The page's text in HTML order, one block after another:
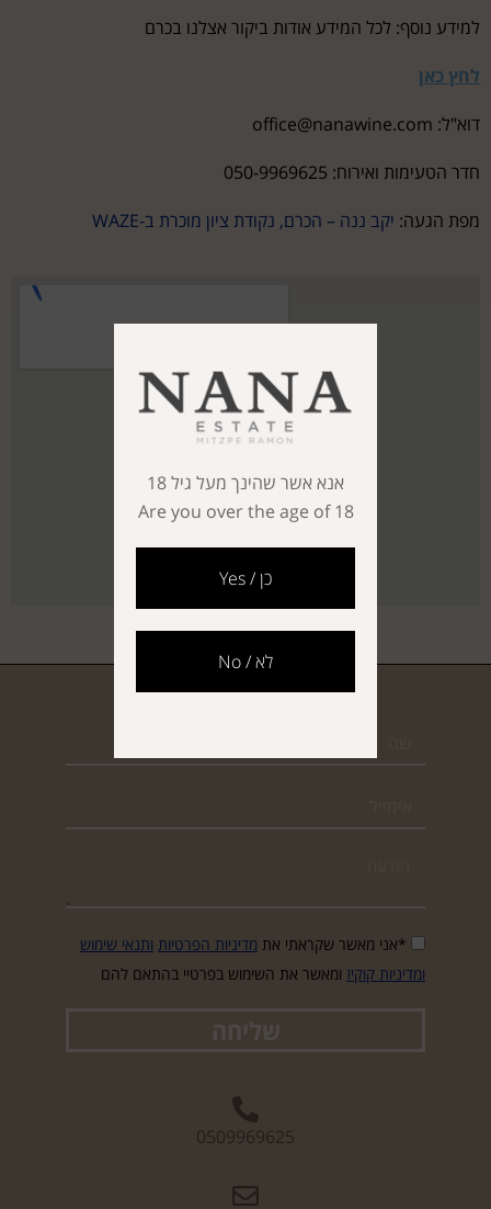
למידע נוסף: לכל המידע אודות ביקור אצלנו בכרם
לחץ כאן
דוא"ל: office@nanawine.com
חדר הטעימות ואירוח: 050-9969625
מפת הגעה: יקב ננה – הכרם, נקודת ציון מוכרת ב-WAZE
צור קשר
*אני מאשר שקראתי את מדיניות הפרטיות ותנאי שימוש
ומדיניות קוקיז ומאשר את השימוש בפרטיי בהתאם להם
0509969625
אנא אשר שהינך מעל גיל 18
Are you over the age of 18
כן / Yes
לא / No